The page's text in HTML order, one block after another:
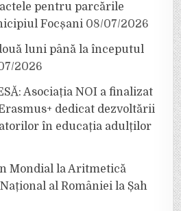
pentru parcările
Focșani 08/07/2026
luni până la începutul
2026
Asociația NOI a finalizat
dedicat dezvoltării
în educația adulților
Mondial la Aritmetică
al României la Șah